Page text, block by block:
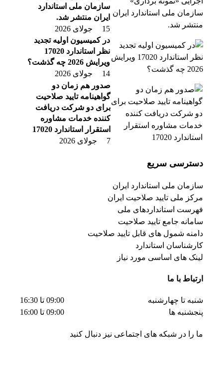
سازمان ملی استاندارد
ایران منتشر شد.
15 جولای 2026
در کمیسیون اولیه تجدید
نظر استاندارد 17020
ویرایش 2026 چه گذشت؟
14 جولای 2026
صدور هم زمان دو
گواهینامه تایید صلاحیت
برای دو شرکت دریافت
کننده خدمات مشاوره
استقرار استاندارد 17020
7 جولای 2026
دسترسی سریع
سازمان ملی استاندارد ایران
مرکز ملی تایید صلاحیت ایران
فهرست استانداردهای ملی
سامانه جامع تایید صلاحیت
دامنه شمول های قابل تایید صلاحیت
کارشناسان استاندارد
لینک های اساسی مورد نیاز
ارتباط با ما
شنبه تا چهارشنبه
09:00 تا 16:30
پنجشنبه ها
09:00 تا 16:00
ما را در شبکه های اجتماعی نیز دنبال کنید